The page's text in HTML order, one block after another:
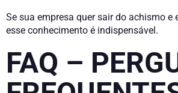
Se sua empresa quer sair do achismo e
esse conhecimento é indispensável.
FAQ –